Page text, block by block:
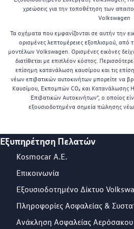
χρεώσεις για την τοποθέτηση των
Volkswagen
Τα οχήματα που εμφανίζονται σε αυτήν την
ορισμένες λεπτομέρειες εξοπλισμού, από
μοντέλων Volkswagen. Ορισμένες εικόνες
διατίθεται με επιπλέον κόστος.
επίσημη κατανάλωση καυσίμου και τις
νέων επιβατικών αυτοκινήτων μπορείτε να
Καυσίμου, Εκπομπών CO₂ και Κατανάλωσης
Επιβατικών Αυτοκινήτων", ο οποίος
εξουσιοδοτημένα σημεία πώλησης
Footer Teaser
Εξυπηρέτηση Πελατών
Kosmocar Α.Ε.
Επικοινωνία
Εξουσιοδοτημένο Δίκτυο
Πληροφορίες Ασφαλείας &
Ανάκληση Ασφαλείας Αερόσακου